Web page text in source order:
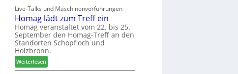
l
e
n
a
u
s
f
ü
r
W
e
m
h
c
h
e
n
s
t
a
Live-Talks und Maschinenvorführungen
Homag lädt zum Treff ein
Homag veranstaltet vom 22. bis 25.
September den Homag-Treff an den
Standorten Schopfloch und
Holzbronn.
Weiterlesen:
H